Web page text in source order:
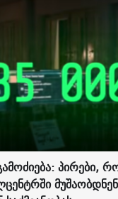
პირები,